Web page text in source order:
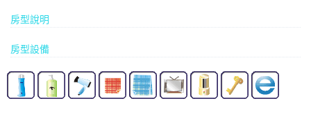
房型說明
房型設備